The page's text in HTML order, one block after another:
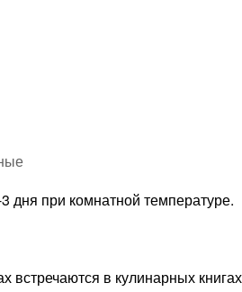
дня при комнатной температуре.
в кулинарных